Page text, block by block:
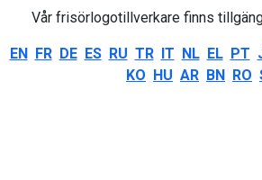
Vår frisörlogotillverkare finns
EN FR DE ES RU TR IT NL EL PT
KO HU AR BN RO